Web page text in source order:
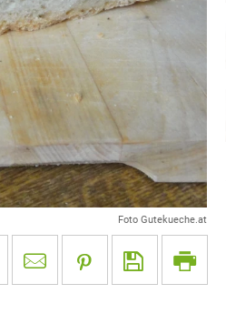
Foto Gutekueche.at